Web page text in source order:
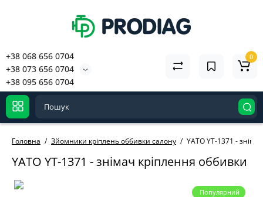
+38 068 656 0704
+38 073 656 0704
+38 095 656 0704
0
Головна Зйомники кріплень оббивки салону YATO YT-1371 -
YATO YT-1371 - знімач кріплення оббивки
Популярний